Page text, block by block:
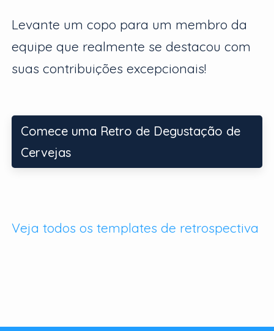
Levante um copo para um membro da
equipe que realmente se destacou com
suas contribuições excepcionais!
Comece uma Retro de Degustação de
Cervejas
Veja todos os templates de retrospectiva